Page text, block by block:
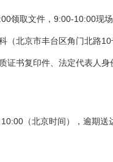
领取文件，9:00-10:00现场
（北京市丰台区角门北路10
证书复印件、法定代表人
（北京时间），逾期送